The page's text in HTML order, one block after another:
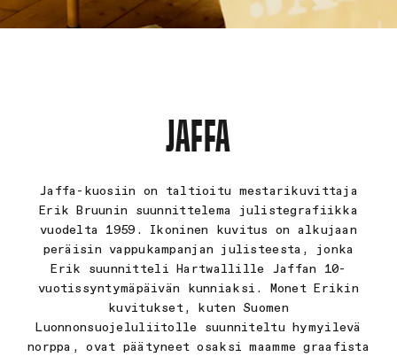
JAFFA
Jaffa-kuosiin on taltioitu mestarikuvittaja
Erik Bruunin suunnittelema julistegrafiikka
vuodelta 1959. Ikoninen kuvitus on alkujaan
peräisin vappukampanjan julisteesta, jonka
Erik suunnitteli Hartwallille Jaffan 10-
vuotissyntymäpäivän kunniaksi. Monet Erikin
kuvitukset, kutenSuomen
Luonnonsuojeluliitolle suunniteltu hymyilevä
norppa, ovat päätyneet osaksi maamme graafista